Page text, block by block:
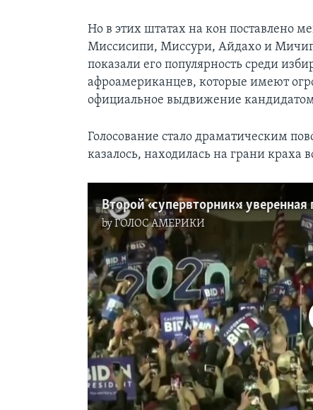
Но в этих штатах на кон поставлено
Миссисипи, Миссури, Айдахо и
показали его популярность среди
афроамериканцев, которые имеют
официальное выдвижение
Голосование стало драматическим
казалось, находилась на грани краха
Второй «супервторник»:
byГОЛОС АМЕРИКИ
No media